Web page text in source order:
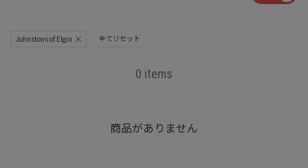
Johnstons of Elgin 全てリセット
0 items
商品がありません